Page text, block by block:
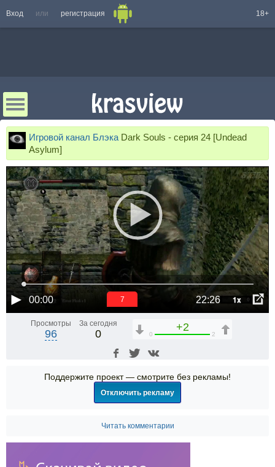
Вход или регистрация 18+
Игровой канал Блэка Dark Souls - серия 24 [Undead
Asylum]
00:00 22:26 1x
7
Просмотры
96
За сегодня
0
+2
0 2
Поддержите проект — смотрите без рекламы!
Отключить рекламу
Читать комментарии